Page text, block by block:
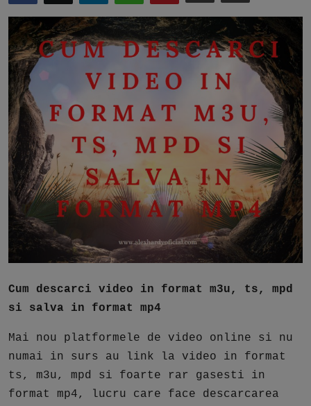
Ai Data Use Policy
Muzica
Free Script
Ai RoadMap
AI
Podcast
Cum descarci video in format m3u, ts, mpd
si salva in format mp4
Mai nou platformele de video online si nu
numai in surs au link la video in format
ts, m3u, mpd si foarte rar gasesti in
format mp4, lucru care face descarcarea